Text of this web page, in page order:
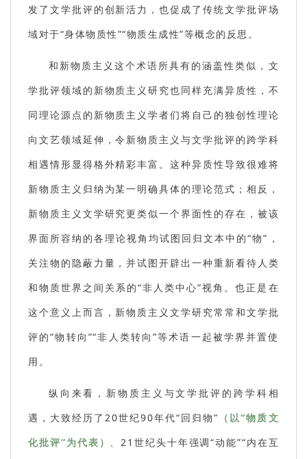
发了文学批评的创新活力，也促成了传统文学批评场
域对于“身体物质性”“物质生成性”等概念的反思。
和新物质主义这个术语所具有的涵盖性类似，文
学批评领域的新物质主义研究也同样充满异质性，不
同理论源点的新物质主义学者们将自己的独创性理论
向文艺领域延伸，令新物质主义与文学批评的跨学科
相遇情形显得格外精彩丰富。这种异质性导致很难将
新物质主义归纳为某一明确具体的理论范式；相反，
新物质主义文学研究更类似一个界面性的存在，被该
界面所容纳的各理论视角均试图回归文本中的“物”，
关注物的隐蔽力量，并试图开辟出一种重新看待人类
和物质世界之间关系的“非人类中心”视角。也正是在
这个意义上而言，新物质主义文学研究常常和文学批
评的“物转向”“非人类转向”等术语一起被学界并置使
用。
纵向来看，新物质主义与文学批评的跨学科相
遇，大致经历了20世纪90年代“回归物” （以“物质文
化批评”为代表） 、21世纪头十年强调“动能”“内在互